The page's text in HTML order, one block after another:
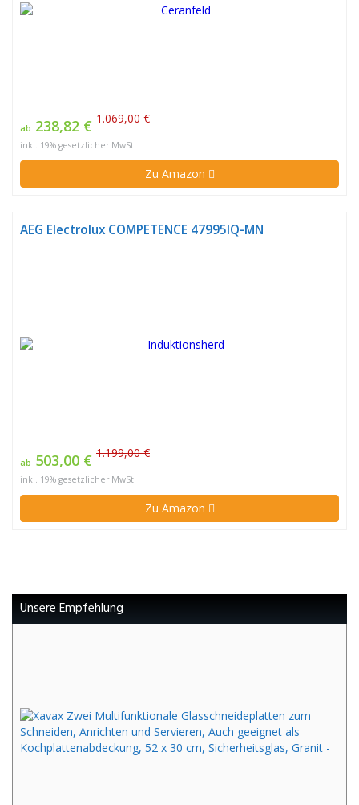
ab 238,82 € 1.069,00 €
inkl. 19% gesetzlicher MwSt.
Zu Amazon
AEG Electrolux COMPETENCE 47995IQ-MN
ab 503,00 € 1.199,00 €
inkl. 19% gesetzlicher MwSt.
Zu Amazon
Unsere Empfehlung